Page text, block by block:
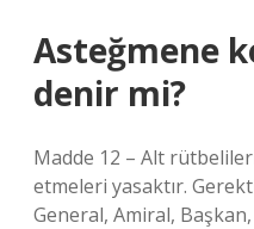
Asteğmene
denir mi?
Madde 12 – Alt
etmeleri yasaktır.
General, Amiral, Başkan,